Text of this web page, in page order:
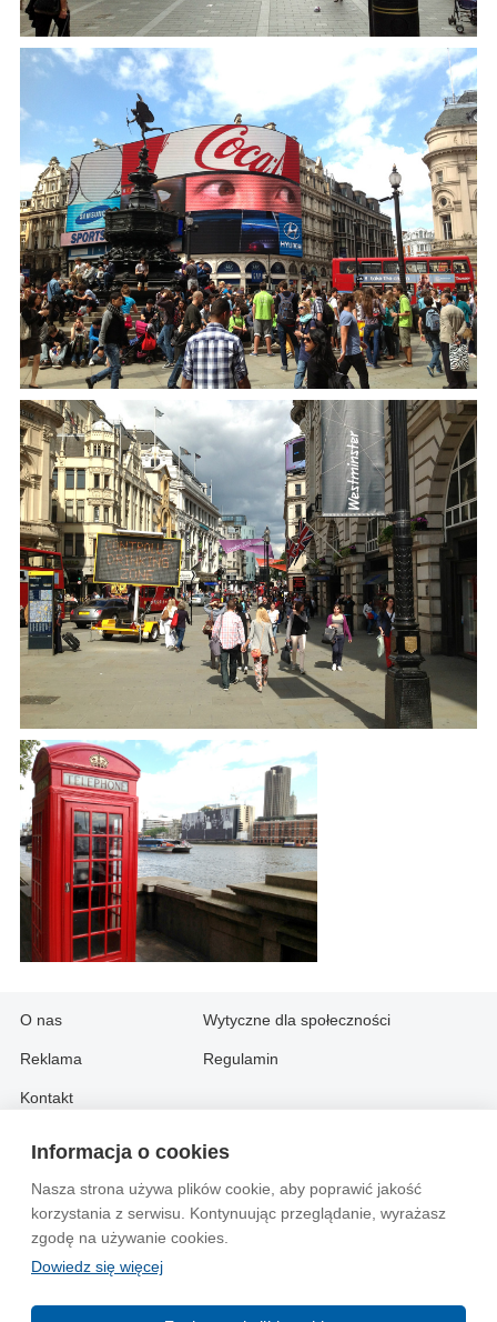
Informacja o cookies
Nasza strona używa plików cookie, aby poprawić jakość
korzystania z serwisu. Kontynuując przeglądanie, wyrażasz
zgodę na używanie cookies.
Dowiedz się więcej
O nas
Reklama
Kontakt
Wytyczne dla społeczności
Regulamin
Information in English:
About
Advertise
Contact